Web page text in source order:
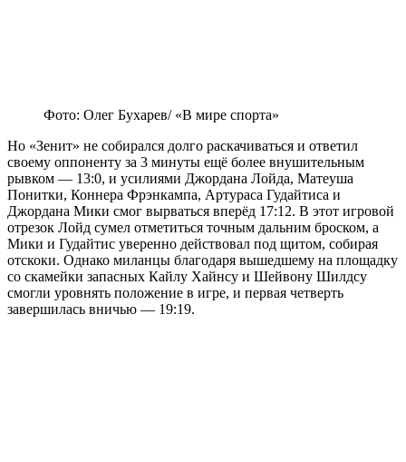
Фото: Олег Бухарев/ «В мире спорта»
Но «Зенит» не собирался долго раскачиваться и ответил
своему оппоненту за 3 минуты ещё более внушительным
рывком — 13:0, и усилиями Джордана Лойда, Матеуша
Понитки, Коннера Фрэнкампа, Артураса Гудайтиса и
Джордана Мики смог вырваться вперёд 17:12. В этот игровой
отрезок Лойд сумел отметиться точным дальним броском, а
Мики и Гудайтис уверенно действовал под щитом, собирая
отскоки. Однако миланцы благодаря вышедшему на площадку
со скамейки запасных Кайлу Хайнсу и Шейвону Шилдсу
смогли уровнять положение в игре, и первая четверть
завершилась вничью — 19:19.